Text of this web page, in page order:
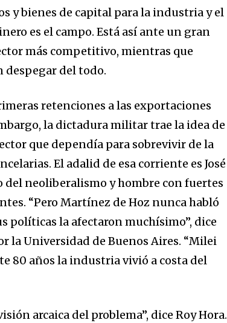
y bienes de capital para la industria y el
es el campo. Está así ante un gran
más competitivo, mientras que
del todo.
retenciones a las exportaciones
la dictadura militar trae la idea de
que dependía para sobrevivir de la
El adalid de esa corriente es José
neoliberalismo y hombre con fuertes
“Pero Martínez de Hoz nunca habló
políticas la afectaron muchísimo”, dice
la Universidad de Buenos Aires. “Milei
80 años la industria vivió a costa del
arcaica del problema”, dice Roy Hora.